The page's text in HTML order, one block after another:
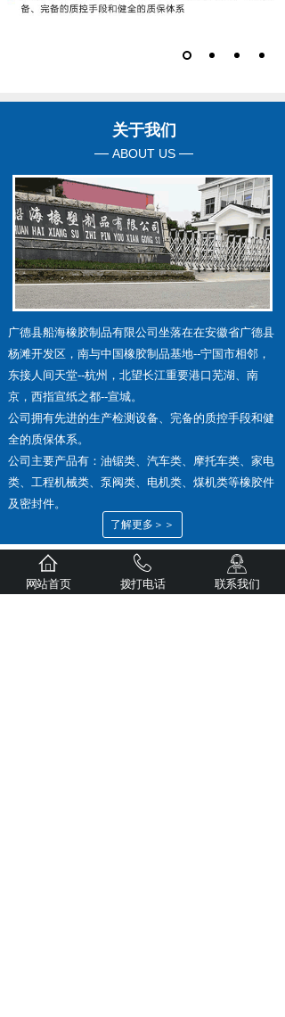
广德县船海橡胶制品有限公司坐落在在安徽省广德县
杨滩开发区，南与中国橡胶制品基地--宁国市相邻，
东接人间天堂--杭州，北望长江重要港口芜湖、南
京，西指宣纸之都--宣城。
公司拥有先进的生产检测设备、完备的质控手段和健
全的质保体系。
公司主要产品有：油锯类、汽车类、摩托车类、家电
类、工程机械类、泵阀类、电机类、煤机类等橡胶件
及密封件。
了解更多＞＞
— ABOUT US —
关于我们
网站首页 拨打电话 联系我们